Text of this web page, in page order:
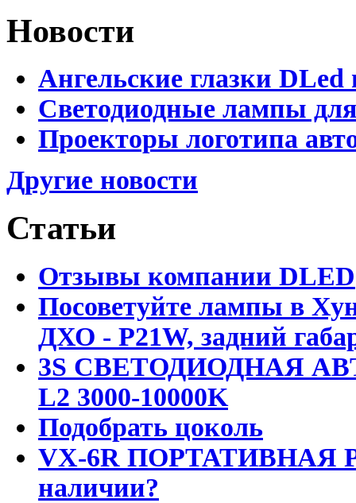
Новости
Ангельские глазки DLed
Светодиодные лампы
Проекторы логотипа
Другие новости
Статьи
Отзывы компании DLED
Посоветуйте лампы в
ДХО - P21W, задний
3S СВЕТОДИОДНАЯ
L2 3000-10000K
Подобрать цоколь
VX-6R ПОРТАТИВНАЯ
наличии?